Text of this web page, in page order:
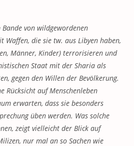
von wildgewordenen
Waffen, die sie tw. aus Libyen haben,
Männer, Kinder) terrorisieren und
Staat mit der Sharia als
gegen den Willen der Bevölkerung.
Rücksicht auf Menschenleben
erwarten, dass sie besonders
üben werden. Was solche
zeigt vielleicht der Blick auf
nur mal an so Sachen wie